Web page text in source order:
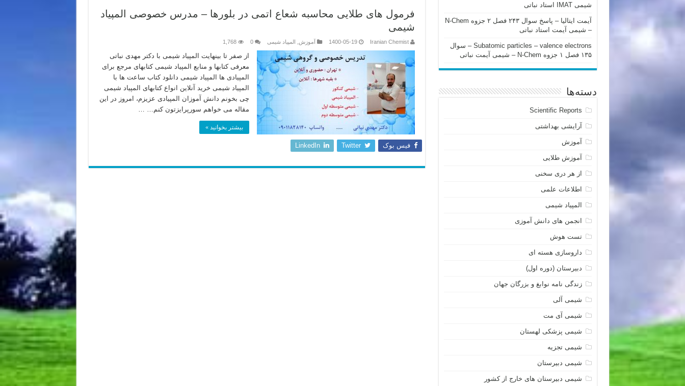
فرمول های طلایی محاسبه شعاع اتمی در بلورها – مدرس خصوصی المپیاد
شیمی
Iranian Chemist
1400-05-19 آموزش المپیاد شیمی 0
1,768
از صفر تا بینهایت المپیاد شیمی با دکتر مهدی نباتی
معرفی کتابها و منابع المپیاد شیمی کتابهای مرجع برای
المپیادی ها المپیاد شیمی دانلود کتاب ساعت ها با
المپیاد شیمی خرید آنلاین انواع کتابهای المپیاد شیمی
چی بخونم دانش آموزان المپیادی عزیزم، امروز در این
مقاله می خواهم سورپرایزتون کنم… …
بیشتر بخوانید »
فیس بوک Twitter
LinkedIn
شیمی IMAT استاد نباتی
آیمت ایتالیا – پاسخ سوال ۲۴۳ فصل ۲ جزوه N-Chem
– شیمی آیمت استاد نباتی
Subatomic particles – valence electrons – سوال
۱۳۵ فصل ۱ جزوه N-Chem – شیمی آیمت نباتی
دسته‌ها
Scientific Reports
آرایشی بهداشتی
آموزش
آموزش طلایی
از هر دری سخنی
اطلاعات علمی
المپیاد شیمی
انجمن های دانش آموزی
تست هوش
داروسازی هسته ای
دبیرستان (دوره اول)
زندگی نامه نوابغ و بزرگان جهان
شیمی آلی
شیمی آی مت
شیمی پزشکی لهستان
شیمی تجزیه
شیمی دبیرستان
شیمی دبیرستان های خارج از کشور